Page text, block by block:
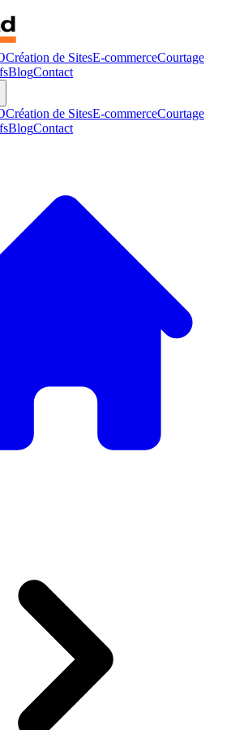
Création de SitesE-commerceCourtage
BlogContact
Création de SitesE-commerceCourtage
BlogContact